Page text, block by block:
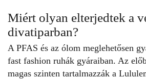
Miért olyan elterjedtek a
divatiparban?
A PFAS és az ólom meglehetősen
fast fashion ruhák gyáraiban. Az
magas szinten tartalmazzák a